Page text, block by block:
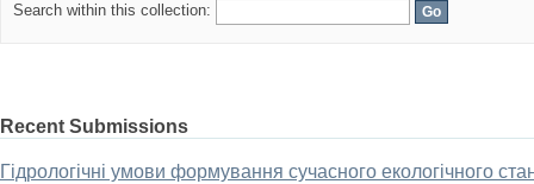
Search within this collection:
Recent Submissions
Гідрологічні умови формування сучасного екологічного